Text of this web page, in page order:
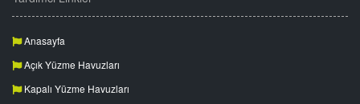
Anasayfa
Açık Yüzme Havuzları
Kapalı Yüzme Havuzları